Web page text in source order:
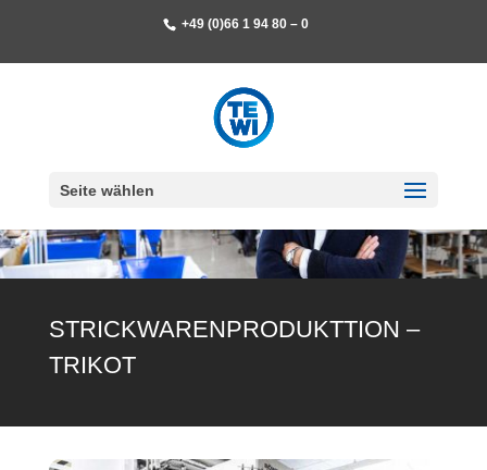
+49 (0)66 1 94 80 – 0
Seite wählen
STRICK­WAREN­PRODUKT­TION –
TRIKOT